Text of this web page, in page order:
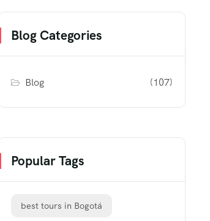
Blog Categories
Blog (107)
Popular Tags
best tours in Bogotá